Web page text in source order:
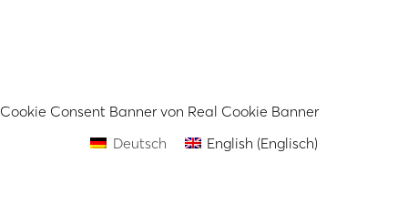
Cookie Consent Banner von Real Cookie Banner
Deutsch
English (Englisch)